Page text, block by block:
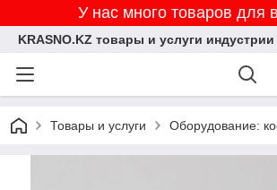
У нас много товаров для
KRASNO.KZ товары и услуги
Товары и услуги Оборудование: